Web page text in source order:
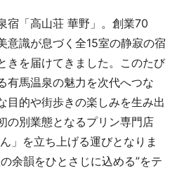
宿「高山荘 華野」。創業70
意識が息づく全15室の静寂の宿
きを届けてきました。このたび
有馬温泉の魅力を次代へつな
目的や街歩きの楽しみを生み出
の別業態となるプリン専門店
」を立ち上げる運びとなりま
余韻をひとさじに込める”をテ